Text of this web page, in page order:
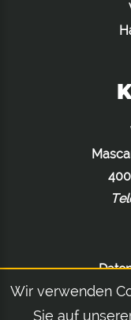
Wir verwenden
Sie auf